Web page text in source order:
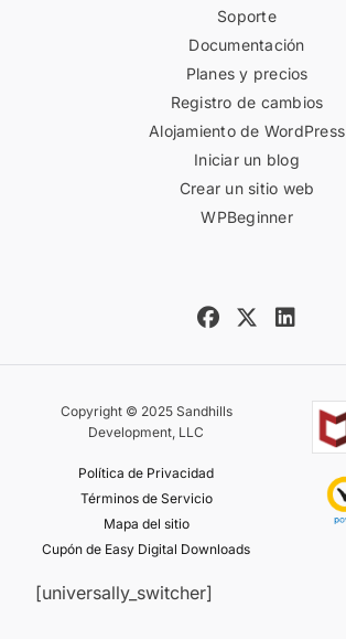
Soporte
Documentación
Planes y precios
Registro de cambios
Alojamiento de WordPress
Iniciar un blog
Crear un sitio web
WPBeginner
Copyright © 2025 Sandhills
Development, LLC
Política de Privacidad
Términos de Servicio
Mapa del sitio
Cupón de Easy Digital Downloads
[universally_switcher]